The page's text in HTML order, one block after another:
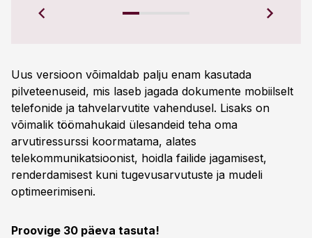
Uus versioon võimaldab palju enam kasutada
pilveteenuseid, mis laseb jagada dokumente mobiilselt
telefonide ja tahvelarvutite vahendusel. Lisaks on
võimalik töömahukaid ülesandeid teha oma
arvutiressurssi koormatama, alates
telekommunikatsioonist, hoidla failide jagamisest,
renderdamisest kuni tugevusarvutuste ja mudeli
optimeerimiseni.
Proovige 30 päeva tasuta!